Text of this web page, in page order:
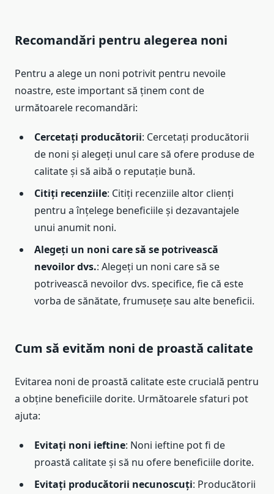
Recomandări pentru alegerea noni
Pentru a alege un noni potrivit pentru nevoile
noastre, este important să ținem cont de
următoarele recomandări:
Cercetați producătorii: Cercetați producătorii
de noni și alegeți unul care să ofere produse de
calitate și să aibă o reputație bună.
Citiți recenziile: Citiți recenziile altor clienți
pentru a înțelege beneficiile și dezavantajele
unui anumit noni.
Alegeți un noni care să se potrivească
nevoilor dvs.: Alegeți un noni care să se
potrivească nevoilor dvs. specifice, fie că este
vorba de sănătate, frumusețe sau alte beneficii.
Cum să evităm noni de proastă calitate
Evitarea noni de proastă calitate este crucială pentru
a obține beneficiile dorite. Următoarele sfaturi pot
ajuta:
Evitați noni ieftine: Noni ieftine pot fi de
proastă calitate și să nu ofere beneficiile dorite.
Evitați producătorii necunoscuți: Producătorii